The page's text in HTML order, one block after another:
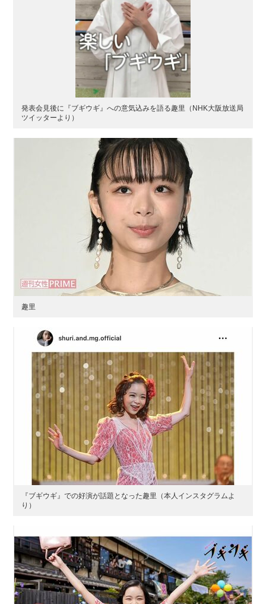
発表会見後に『ブギウギ』への意気込みを語る趣里（NHK大阪放送局
ツイッターより）
趣里
『ブギウギ』での好演が話題となった趣里（本人インスタグラムよ
り）